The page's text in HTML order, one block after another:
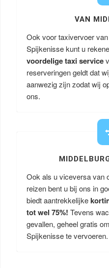
VAN
Ook voor taxivervoer
Spijkenisse kunt u
voordelige taxi service
reserveringen geldt dat
aanwezig zijn zodat wij
ons.
Ook als u viceversa van
reizen bent u bij ons in
biedt aantrekkelijke
tot wel 75%! Tevens
gevallen, geheel gratis
Spijkenisse te vervoeren.